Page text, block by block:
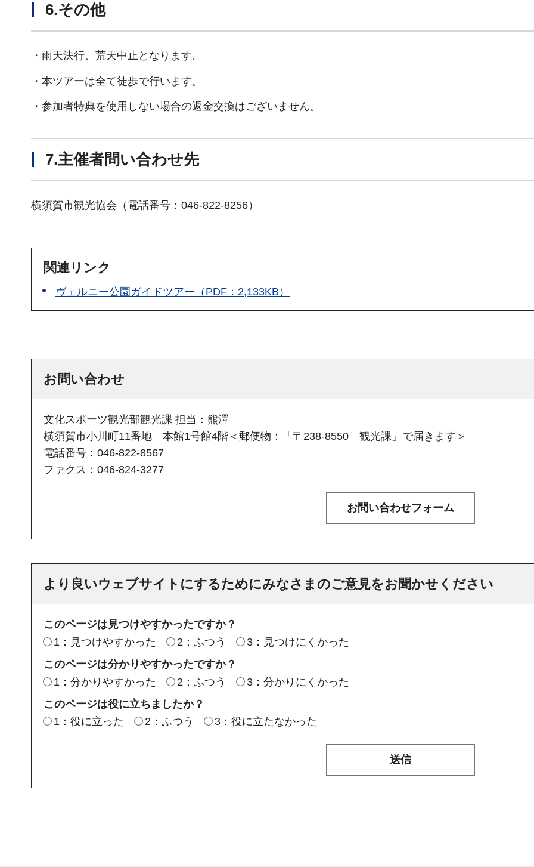
6.その他
・雨天決行、荒天中止となります。
・本ツアーは全て徒歩で行います。
・参加者特典を使用しない場合の返金交換はございません。
7.主催者問い合わせ先
横須賀市観光協会（電話番号：046-822-8256）
関連リンク
ヴェルニー公園ガイドツアー（PDF：2,133KB）
お問い合わせ
文化スポーツ観光部観光課 担当：熊澤
横須賀市小川町11番地 本館1号館4階＜郵便物：「〒238-8550 観光課」で届きます＞
電話番号：046-822-8567
ファクス：046-824-3277
より良いウェブサイトにするためにみなさまのご意見をお聞かせください
このページは見つけやすかったですか？
1：見つけやすかった
2：ふつう
3：見つけにくかった
このページは分かりやすかったですか？
1：分かりやすかった
2：ふつう
3：分かりにくかった
このページは役に立ちましたか？
1：役に立った
2：ふつう 3：役に立たなかった